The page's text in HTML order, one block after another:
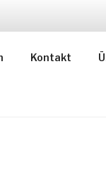
Kontakt